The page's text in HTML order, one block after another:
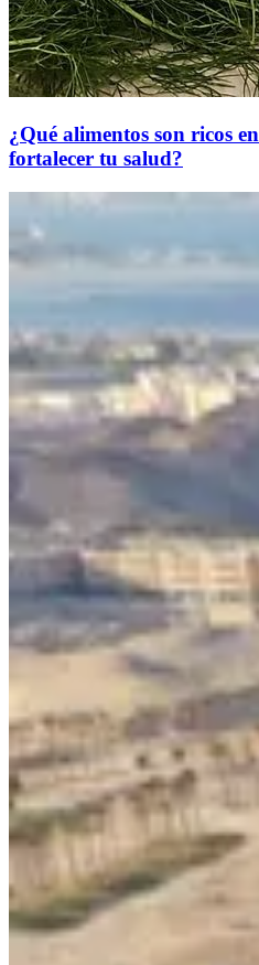
¿Qué alimentos son ricos
fortalecer tu salud?